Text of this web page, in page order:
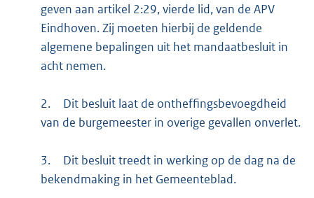
geven aan artikel 2:29, vierde lid, van de APV
Eindhoven. Zij moeten hierbij de geldende
algemene bepalingen uit het mandaatbesluit in
acht nemen.
2.
Dit besluit laat de ontheffingsbevoegdheid
van de burgemeester in overige gevallen onverlet.
3.
Dit besluit treedt in werking op de dag na de
bekendmaking in het Gemeenteblad.